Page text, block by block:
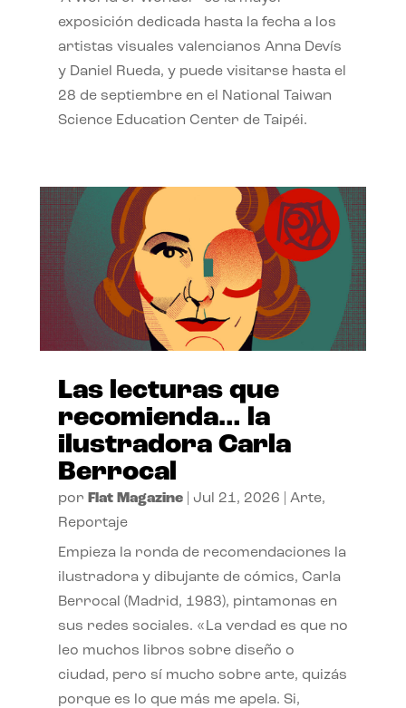
exposición dedicada hasta la fecha a los
artistas visuales valencianos Anna Devís
y Daniel Rueda, y puede visitarse hasta el
28 de septiembre en el National Taiwan
Science Education Center de Taipéi.
Las lecturas que
recomienda… la
ilustradora Carla
Berrocal
por Flat Magazine| Jul 21, 2026 Arte,
Reportaje
Empieza la ronda de recomendaciones la
ilustradora y dibujante de cómics, Carla
Berrocal (Madrid, 1983), pintamonas en
sus redes sociales. «La verdad es que no
leo muchos libros sobre diseño o
ciudad, pero sí mucho sobre arte, quizás
porque es lo que más me apela. Si,